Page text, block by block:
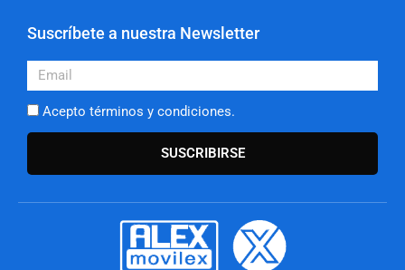
Suscríbete a nuestra Newsletter
Email
Acepto términos y condiciones.
SUSCRIBIRSE